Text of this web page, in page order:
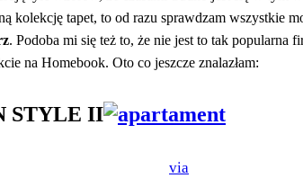
kolekcję tapet, to od razu sprawdzam wszystkie
. Podoba mi się też to, że nie jest to tak
na Homebook. Oto co jeszcze znalazłam:
STYLE II
via